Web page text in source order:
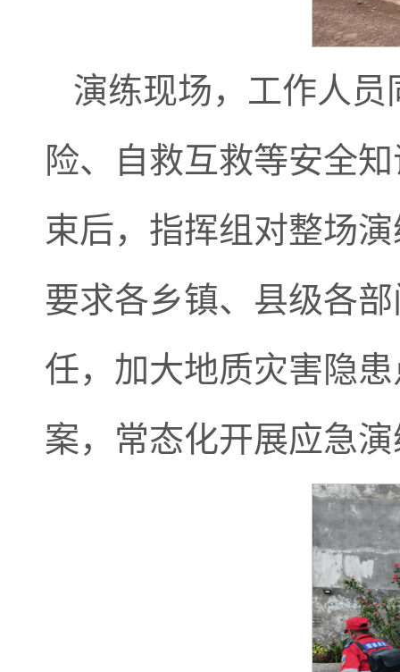
演练现场，工作人
险、自救互救等安全
束后，指挥组对整场
要求各乡镇、县级各
任，加大地质灾害隐
案，常态化开展应急